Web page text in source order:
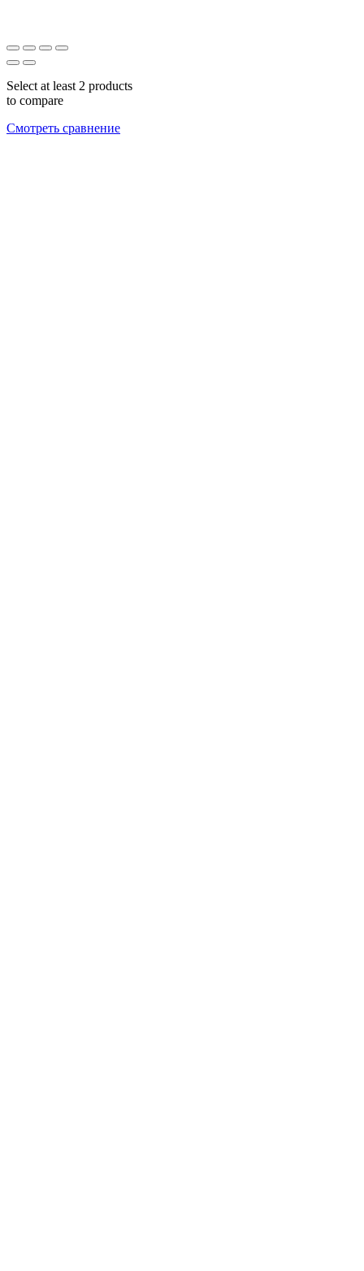
Select at least 2 products
to compare
Смотреть сравнение